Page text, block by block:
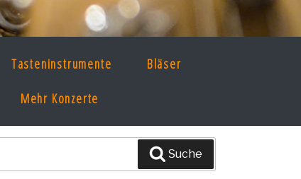
Tasteninstrumente Bläser
Mehr Konzerte
Suche